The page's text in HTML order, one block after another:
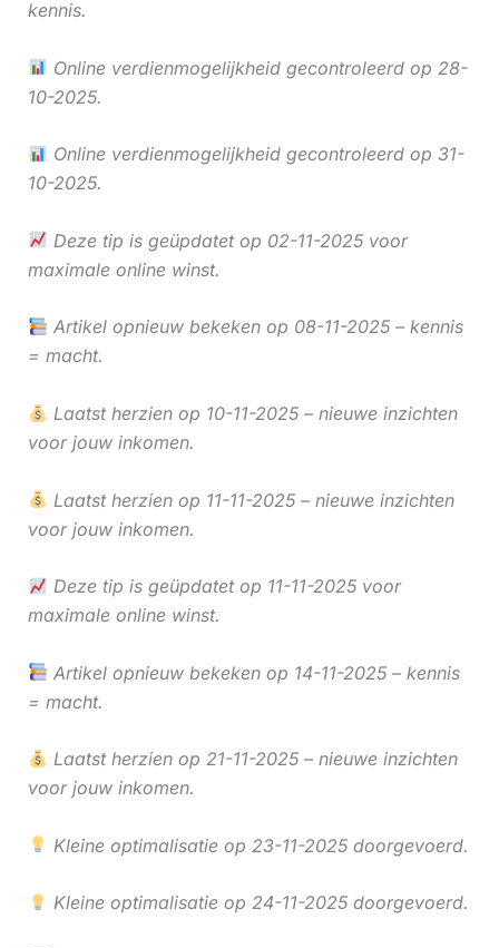
kennis.
Online verdienmogelijkheid gecontroleerd op 28-
10-2025.
Online verdienmogelijkheid gecontroleerd op 31-
10-2025.
Deze tip is geüpdatet op 02-11-2025 voor
maximale online winst.
Artikel opnieuw bekeken op 08-11-2025 – kennis
= macht.
Laatst herzien op 10-11-2025 – nieuwe inzichten
voor jouw inkomen.
Laatst herzien op 11-11-2025 – nieuwe inzichten
voor jouw inkomen.
Deze tip is geüpdatet op 11-11-2025 voor
maximale online winst.
Artikel opnieuw bekeken op 14-11-2025 – kennis
= macht.
Laatst herzien op 21-11-2025 – nieuwe inzichten
voor jouw inkomen.
Kleine optimalisatie op 23-11-2025 doorgevoerd.
Kleine optimalisatie op 24-11-2025 doorgevoerd.